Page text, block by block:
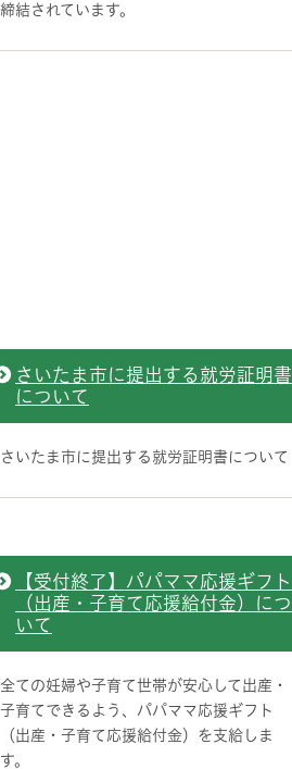
締結されています。
さいたま市に提出する就労証明書
について
さいたま市に提出する就労証明書について
【受付終了】パパママ応援ギフト
（出産・子育て応援給付金）につ
いて
全ての妊婦や子育て世帯が安心して出産・
子育てできるよう、パパママ応援ギフト
（出産・子育て応援給付金）を支給しま
す。